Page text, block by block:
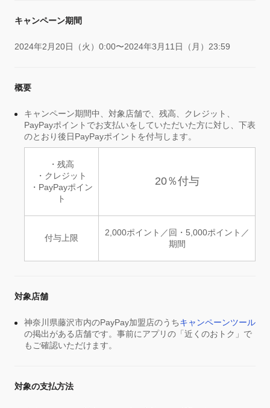
キャンペーン期間
2024年2月20日（火）0:00〜2024年3月11日（月）23:59
概要
キャンペーン期間中、対象店舗で、残高、クレジット、
PayPayポイントでお支払いをしていただいた方に対し、下表
のとおり後日PayPayポイントを付与します。
・残高
・クレジット
・PayPayポイン
ト
20％付与
付与上限
2,000ポイント／回・5,000ポイント／
期間
対象店舗
神奈川県藤沢市内のPayPay加盟店のうちキャンペーンツール
の掲出がある店舗です。事前にアプリの「近くのおトク」で
もご確認いただけます。
対象の支払方法